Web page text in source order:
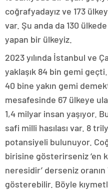
coğrafyadayız ve 173
var. Şu anda da 130
yapan bir ülkeyiz.
2023 yılında İstanbul ve
yaklaşık 84 bin gemi
40 bine yakın gemi
mesafesinde 67 ülkeye
1,4 milyar insan yaşıyor.
safi milli hasılası var. 8
potansiyeli bulunuyor.
birisine gösterirseniz
neresidir’ derseniz
gösterebilir. Böyle